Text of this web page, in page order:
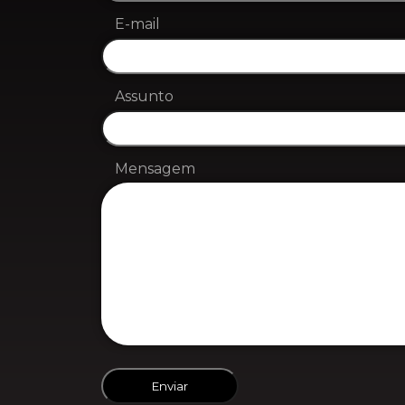
E-mail
Assunto
Mensagem